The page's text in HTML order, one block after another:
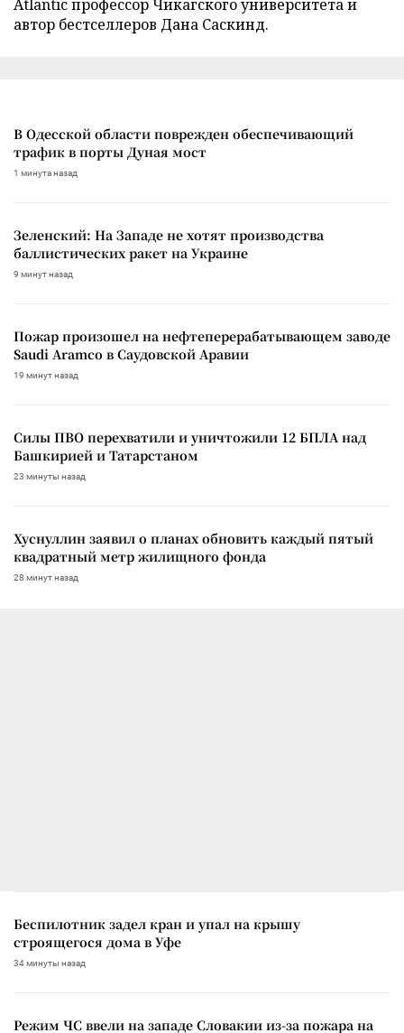
Atlantic профессор Чикагского университета и
автор бестселлеров Дана Саскинд.
В Одесской области поврежден обеспечивающий
трафик в порты Дуная мост
1 минута назад
Зеленский: На Западе не хотят производства
баллистических ракет на Украине
9 минут назад
Пожар произошел на нефтеперерабатывающем заводе
Saudi Aramco в Саудовской Аравии
19 минут назад
Силы ПВО перехватили и уничтожили 12 БПЛА над
Башкирией и Татарстаном
23 минуты назад
Хуснуллин заявил о планах обновить каждый пятый
квадратный метр жилищного фонда
28 минут назад
Беспилотник задел кран и упал на крышу
строящегося дома в Уфе
34 минуты назад
Режим ЧС ввели на западе Словакии из-за пожара на